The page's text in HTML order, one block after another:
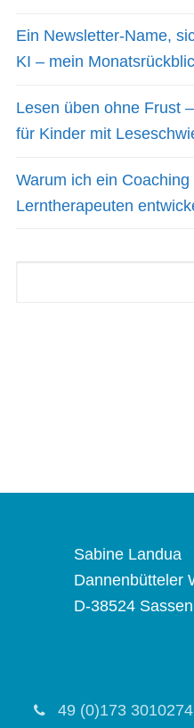
Ein Newsletter-Name,
KI – mein
Lesen üben ohne Frust
für Kinder mit
Warum ich ein
Lerntherapeuten
Sabine Landua
Dannenbütteler
D-38524
49 (0)173 3010274